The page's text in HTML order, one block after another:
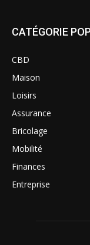
CATÉGORIE
CBD
Maison
Loisirs
Assurance
Bricolage
Mobilité
Finances
Entreprise